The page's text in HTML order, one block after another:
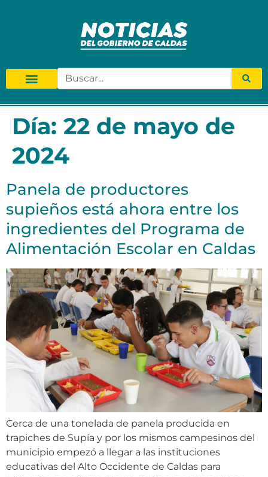
Día: 22 de mayo de
2024
Panela de productores
supieños está ahora entre los
ingredientes del Programa de
Alimentación Escolar en Caldas
Cerca de una tonelada de panela producida en
trapiches de Supía y por los mismos campesinos del
municipio empezó a llegar a las instituciones
educativas del Alto Occidente de Caldas para